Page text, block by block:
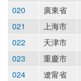
020
廣東省
021
上海市
022
天津市
023
重慶市
024
遼甯省